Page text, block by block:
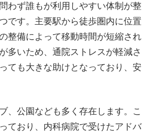
わず誰もが利用しやすい体制が整
です。主要駅から徒歩圏内に位置
整備によって移動時間が短縮され
多いため、通院ストレスが軽減さ
ても大きな助けとなっており、安
、公園なども多く存在します。こ
ており、内科病院で受けたアドバ